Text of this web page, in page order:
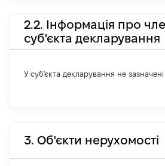
2.2. Інформація про
суб'єкта декларування
У суб'єкта декларування не зазначені
3. Об'єкти нерухомості